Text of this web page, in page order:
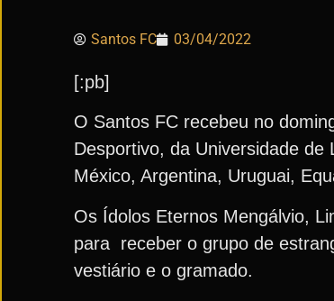
Santos FC 03/04/2022
[:pb]
O Santos FC recebeu no
Desportivo, da Universidade
México, Argentina, Uruguai,
Os Ídolos Eternos Mengálvio,
para receber o grupo de
vestiário e o gramado.